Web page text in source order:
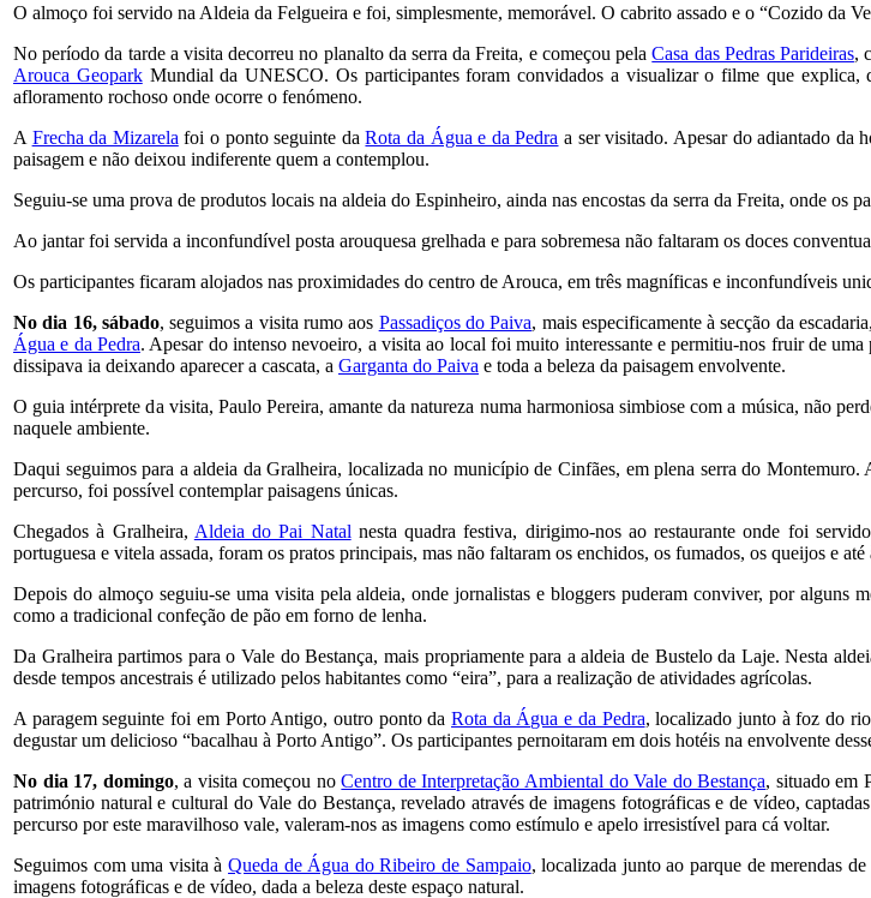
O almoço foi servido na Aldeia da Felgueira e foi, simplesmente, memorável. O cabrito assado e o “Cozido da
No período da tarde a visita decorreu no planalto da serra da Freita, e começou pelaCasa das Pedras Parideiras,
Arouca GeoparkMundial da UNESCO. Os participantes foram convidados a visualizar o filme que
afloramento rochoso onde ocorre o fenómeno.
A Frecha da Mizarela foi o ponto seguinte daRota da Água e da Pedra a ser visitado. Apesar do adiantado da
paisagem e não deixou indiferente quem a contemplou.
Seguiu-se uma prova de produtos locais na aldeia do Espinheiro, ainda nas encostas da serra da Freita, onde os
Ao jantar foi servida a inconfundível posta arouquesa grelhada e para sobremesa não faltaram os doces
Os participantes ficaram alojados nas proximidades do centro de Arouca, em três magníficas e inconfundíveis
No dia 16, sábado, seguimos a visita rumo aos Passadiços do Paiva, mais especificamente à secção da
Água e da Pedra. Apesar do intenso nevoeiro, a visita ao local foi muito interessante e permitiu-nos fruir de
dissipava ia deixando aparecer a cascata, a Garganta do Paiva e toda a beleza da paisagem envolvente.
O guia intérprete da visita, Paulo Pereira, amante da natureza numa harmoniosa simbiose com a música, não
naquele ambiente.
Daqui seguimos para a aldeia da Gralheira, localizada no município de Cinfães, em plena serra do
percurso, foi possível contemplar paisagens únicas.
Chegados à Gralheira, Aldeia do Pai Natal nesta quadra festiva, dirigimo-nos ao restaurante onde foi
portuguesa e vitela assada, foram os pratos principais, mas não faltaram os enchidos, os fumados, os queijos e até
Depois do almoço seguiu-se uma visita pela aldeia, onde jornalistas e bloggers puderam conviver, por alguns
como a tradicional confeção de pão em forno de lenha.
Da Gralheira partimos para o Vale do Bestança, mais propriamente para a aldeia de Bustelo da Laje. Nesta
desde tempos ancestrais é utilizado pelos habitantes como “eira”, para a realização de atividades agrícolas.
A paragem seguinte foi em Porto Antigo, outro ponto daRota da Água e da Pedra, localizado junto à foz do
degustar um delicioso “bacalhau à Porto Antigo”. Os participantes pernoitaram em dois hotéis na envolvente
No dia 17, domingo, a visita começou noCentro de Interpretação Ambiental do Vale do Bestança, situado em
património natural e cultural do Vale do Bestança, revelado através de imagens fotográficas e de vídeo,
percurso por este maravilhoso vale, valeram-nos as imagens como estímulo e apelo irresistível para cá voltar.
Seguimos com uma visita àQueda de Água do Ribeiro de Sampaio, localizada junto ao parque de merendas
imagens fotográficas e de vídeo, dada a beleza deste espaço natural.